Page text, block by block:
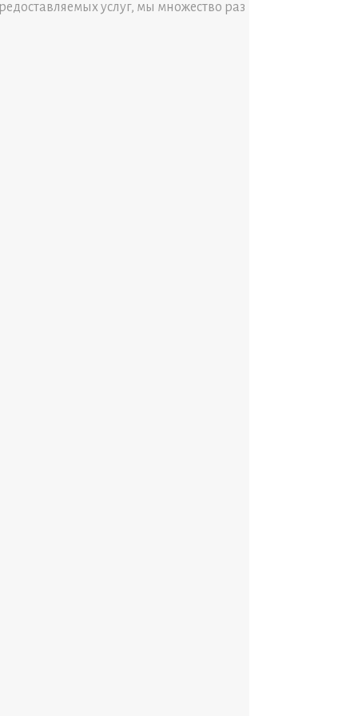
услуг, мы множество раз